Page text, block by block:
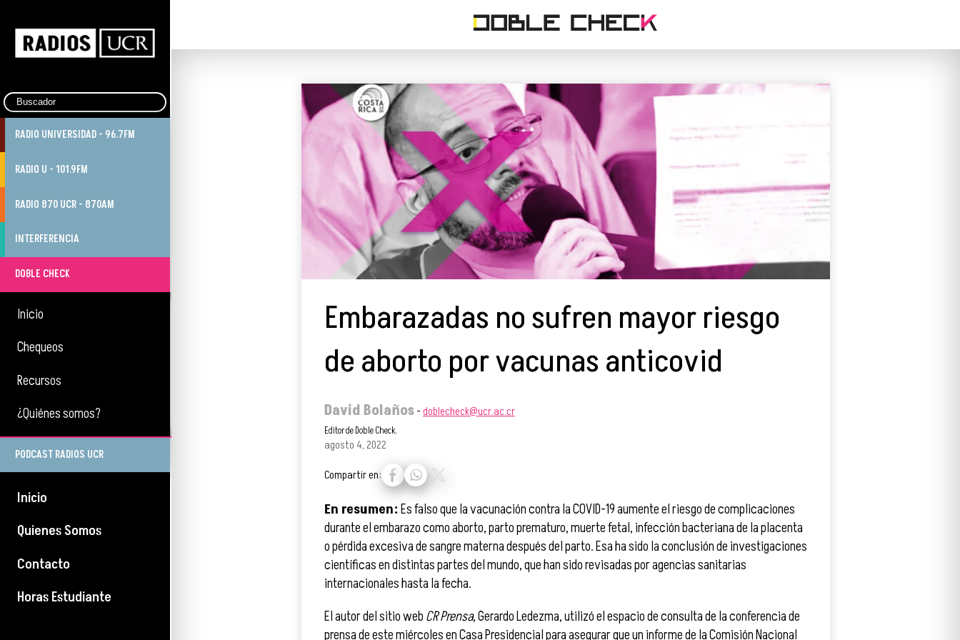
RADIO UNIVERSIDAD - 96.7FM
RADIO U - 101.9FM
RADIO 870 UCR - 870AM
INTERFERENCIA
DOBLE CHECK
Inicio
Chequeos
Recursos
¿Quiénes somos?
PODCAST RADIOS UCR
Inicio
Quienes Somos
Contacto
Horas Estudiante
Embarazadas no sufren mayor riesgo
de aborto por vacunas anticovid
David Bolaños-doblecheck@ucr.ac.cr
Editor de Doble Check.
agosto 4, 2022
Compartir en:
En resumen:Es falso que la vacunación contra la COVID-19 aumente el riesgo de complicaciones
durante el embarazo como aborto, parto prematuro, muerte fetal, infección bacteriana de la placenta
o pérdida excesiva de sangre materna después del parto. Esa ha sido la conclusión de investigaciones
científicas en distintas partes del mundo, que han sido revisadas por agencias sanitarias
internacionales hasta la fecha.
El autor del sitio webCR Prensa, Gerardo Ledezma, utilizó el espacio de consulta de la conferencia de
prensa de este miércoles en Casa Presidencial para asegurar que un informe de la Comisión Nacional